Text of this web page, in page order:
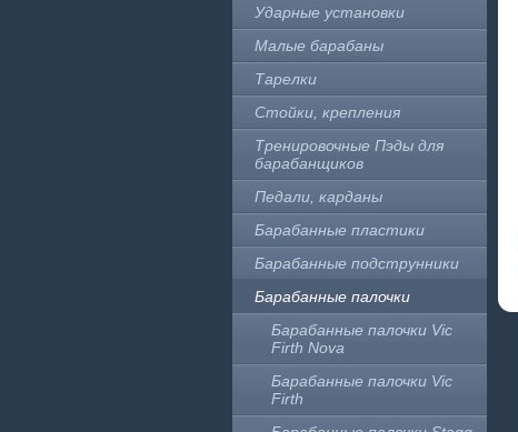
Ударные установки
Малые барабаны
Тарелки
Стойки, крепления
Тренировочные Пэды для
барабанщиков
Педали, карданы
Барабанные пластики
Барабанные подструнники
Барабанные палочки
Барабанные палочки Vic
Firth Nova
Барабанные палочки Vic
Firth